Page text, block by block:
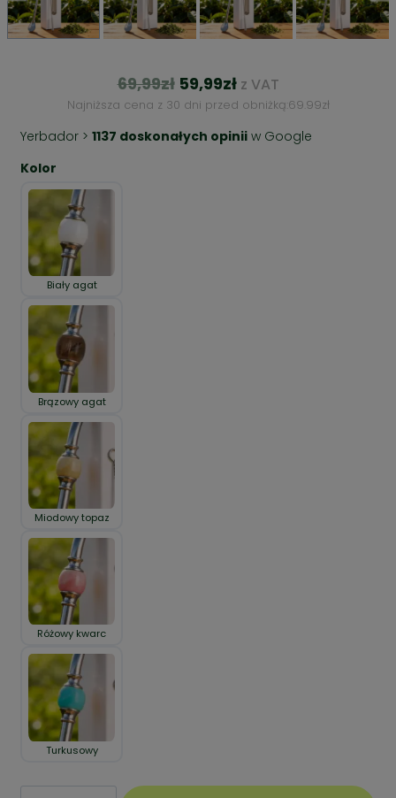
69,99zł 59,99zł z VAT
Najniższa cena z 30 dni przed obniżką: 69.99zł
Yerbador > 1137 doskonałych opinii w Google
Kolor
Biały agat
Brązowy agat
Miodowy topaz
Różowy kwarc
Turkusowy